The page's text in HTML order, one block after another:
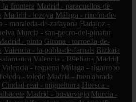
la-frontera Madrid - paracuellos-de-
Madrid - lozoya Málaga - rincón-de-
- moraleda-de-zafayona Badajoz -
Murcia - san-pedro-del-pinatar
- pinto Girona - torroella-de-
Valencia - la-pobla-de-farnals Bizkaia
Valencia - l39eliana Madrid
Valencia - requena Málaga - algarrobo
- toledo Madrid - fuenlabrada
Ciudad-real - miguelturra Huesca -
Madrid - bustarviejo Murcia -